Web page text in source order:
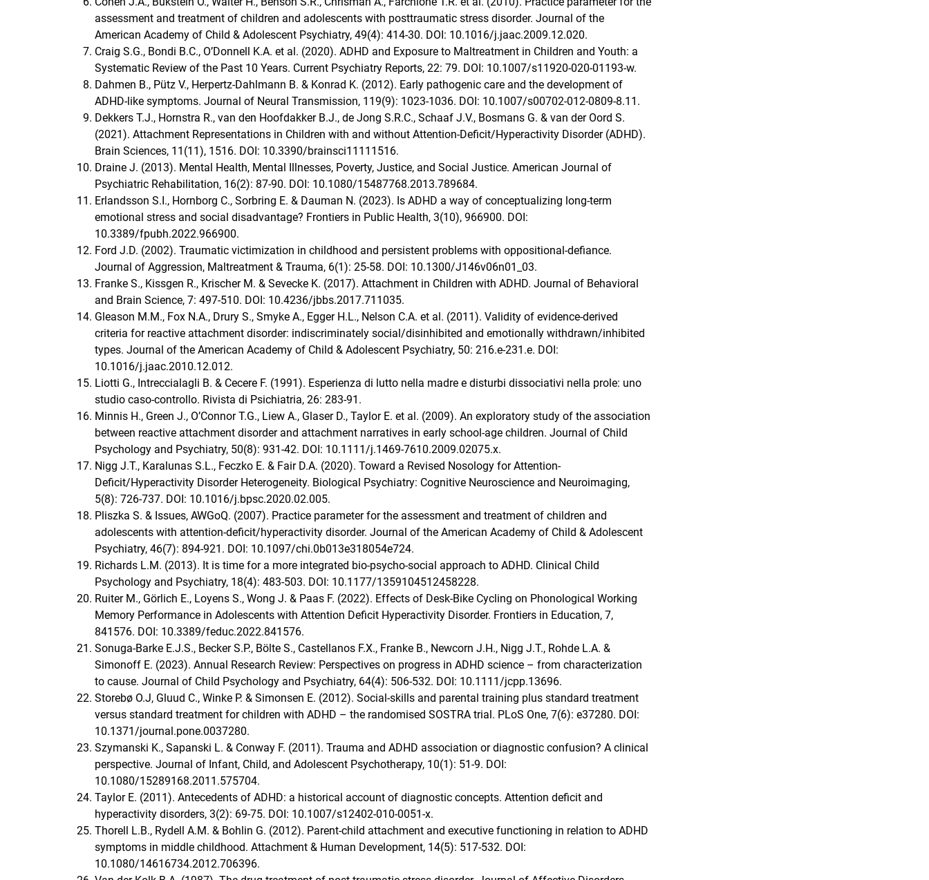
assessment and treatment of children and adolescents with posttraumatic stress disorder. Journal of the
American Academy of Child & Adolescent Psychiatry, 49(4): 414-30. DOI: 10.1016/j.jaac.2009.12.020.
Craig S.G., Bondi B.C., O’Donnell K.A. et al. (2020). ADHD and Exposure to Maltreatment in Children and Youth: a
Systematic Review of the Past 10 Years. Current Psychiatry Reports, 22: 79. DOI: 10.1007/s11920-020-01193-w.
Dahmen B., Pütz V., Herpertz-Dahlmann B. & Konrad K. (2012). Early pathogenic care and the development of
ADHD-like symptoms. Journal of Neural Transmission, 119(9): 1023-1036. DOI: 10.1007/s00702-012-0809-8.11.
Dekkers T.J., Hornstra R., van den Hoofdakker B.J., de Jong S.R.C., Schaaf J.V., Bosmans G. & van der Oord S.
(2021). Attachment Representations in Children with and without Attention-Deficit/Hyperactivity Disorder (ADHD).
Brain Sciences, 11(11), 1516. DOI: 10.3390/brainsci11111516.
Draine J. (2013). Mental Health, Mental Illnesses, Poverty, Justice, and Social Justice. American Journal of
Psychiatric Rehabilitation, 16(2): 87-90. DOI: 10.1080/15487768.2013.789684.
Erlandsson S.I., Hornborg C., Sorbring E. & Dauman N. (2023). Is ADHD a way of conceptualizing long-term
emotional stress and social disadvantage? Frontiers in Public Health, 3(10), 966900. DOI:
10.3389/fpubh.2022.966900.
Ford J.D. (2002). Traumatic victimization in childhood and persistent problems with oppositional-defiance.
Journal of Aggression, Maltreatment & Trauma, 6(1): 25-58. DOI: 10.1300/J146v06n01_03.
Franke S., Kissgen R., Krischer M. & Sevecke K. (2017). Attachment in Children with ADHD. Journal of Behavioral
and Brain Science, 7: 497-510. DOI: 10.4236/jbbs.2017.711035.
Gleason M.M., Fox N.A., Drury S., Smyke A., Egger H.L., Nelson C.A. et al. (2011). Validity of evidence-derived
criteria for reactive attachment disorder: indiscriminately social/disinhibited and emotionally withdrawn/inhibited
types. Journal of the American Academy of Child & Adolescent Psychiatry, 50: 216.e-231.e. DOI:
10.1016/j.jaac.2010.12.012.
Liotti G., Intreccialagli B. & Cecere F. (1991). Esperienza di lutto nella madre e disturbi dissociativi nella prole: uno
studio caso-controllo. Rivista di Psichiatria, 26: 283-91.
Minnis H., Green J., O’Connor T.G., Liew A., Glaser D., Taylor E. et al. (2009). An exploratory study of the association
between reactive attachment disorder and attachment narratives in early school-age children. Journal of Child
Psychology and Psychiatry, 50(8): 931-42. DOI: 10.1111/j.1469-7610.2009.02075.x.
Nigg J.T., Karalunas S.L., Feczko E. & Fair D.A. (2020). Toward a Revised Nosology for Attention-
Deficit/Hyperactivity Disorder Heterogeneity. Biological Psychiatry: Cognitive Neuroscience and Neuroimaging,
5(8): 726-737. DOI: 10.1016/j.bpsc.2020.02.005.
Pliszka S. & Issues, AWGoQ. (2007). Practice parameter for the assessment and treatment of children and
adolescents with attention-deficit/hyperactivity disorder. Journal of the American Academy of Child & Adolescent
Psychiatry, 46(7): 894-921. DOI: 10.1097/chi.0b013e318054e724.
Richards L.M. (2013). It is time for a more integrated bio-psycho-social approach to ADHD. Clinical Child
Psychology and Psychiatry, 18(4): 483-503. DOI: 10.1177/1359104512458228.
Ruiter M., Görlich E., Loyens S., Wong J. & Paas F. (2022). Effects of Desk-Bike Cycling on Phonological Working
Memory Performance in Adolescents with Attention Deficit Hyperactivity Disorder. Frontiers in Education, 7,
841576. DOI: 10.3389/feduc.2022.841576.
Sonuga-Barke E.J.S., Becker S.P., Bölte S., Castellanos F.X., Franke B., Newcorn J.H., Nigg J.T., Rohde L.A. &
Simonoff E. (2023). Annual Research Review: Perspectives on progress in ADHD science – from characterization
to cause. Journal of Child Psychology and Psychiatry, 64(4): 506-532. DOI: 10.1111/jcpp.13696.
Storebø O.J, Gluud C., Winke P. & Simonsen E. (2012). Social-skills and parental training plus standard treatment
versus standard treatment for children with ADHD – the randomised SOSTRA trial. PLoS One, 7(6): e37280. DOI:
10.1371/journal.pone.0037280.
Szymanski K., Sapanski L. & Conway F. (2011). Trauma and ADHD association or diagnostic confusion? A clinical
perspective. Journal of Infant, Child, and Adolescent Psychotherapy, 10(1): 51-9. DOI:
10.1080/15289168.2011.575704.
Taylor E. (2011). Antecedents of ADHD: a historical account of diagnostic concepts. Attention deficit and
hyperactivity disorders, 3(2): 69-75. DOI: 10.1007/s12402-010-0051-x.
Thorell L.B., Rydell A.M. & Bohlin G. (2012). Parent-child attachment and executive functioning in relation to ADHD
symptoms in middle childhood. Attachment & Human Development, 14(5): 517-532. DOI:
10.1080/14616734.2012.706396.